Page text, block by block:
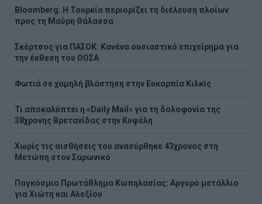
Bloomberg: Η Τουρκία περιορίζει τη διέλευση πλοίων
προς τη Μαύρη Θάλασσα
Σκέρτσος για ΠΑΣΟΚ: Κανένα ουσιαστικό επιχείρημα για
την έκθεση του ΟΟΣΑ
Φωτιά σε χαμηλή βλάστηση στην Ευκαρπία Κιλκίς
Τι αποκαλύπτει η «Daily Mail» για τη δολοφονία της
38χρονης Βρετανίδας στην Κυψέλη
Χωρίς τις αισθήσεις του ανασύρθηκε 43χρονος στη
Μετώπη στον Σαρωνικό
Παγκόσμιο Πρωτάθλημα Κωπηλασίας: Αργυρό μετάλλιο
για Χιώτη και Αλεξίου